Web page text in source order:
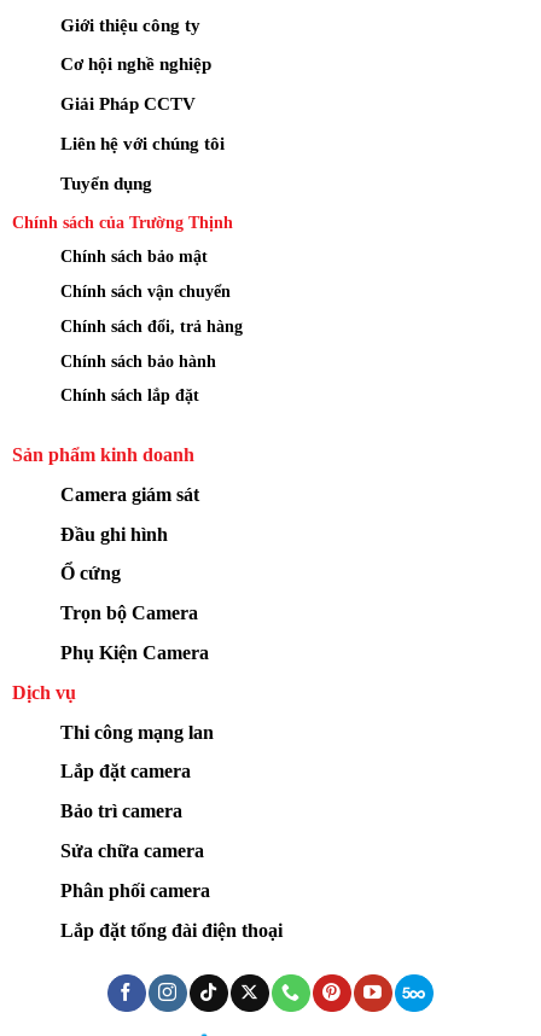
Giới thiệu công ty
Cơ hội nghề nghiệp
Giải Pháp CCTV
Liên hệ với chúng tôi
Tuyển dụng
Chính sách của Trường Thịnh
Chính sách bảo mật
Chính sách vận chuyển
Chính sách đổi, trả hàng
Chính sách bảo hành
Chính sách lắp đặt
Sản phẩm kinh doanh
Camera giám sát
Đầu ghi hình
Ổ cứng
Trọn bộ Camera
Phụ Kiện Camera
Dịch vụ
Thi công mạng lan
Lắp đặt camera
Bảo trì camera
Sửa chữa camera
Phân phối camera
Lắp đặt tổng đài điện thoại